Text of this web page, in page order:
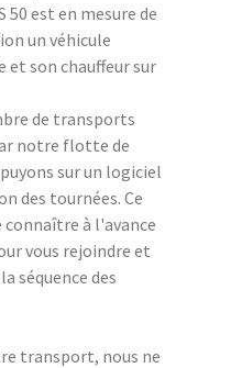
50 est en mesure de
un véhicule
et son chauffeur sur
de transports
notre flotte de
sur un logiciel
des tournées. Ce
à l'avance
vous rejoindre et
séquence des
transport, nous ne